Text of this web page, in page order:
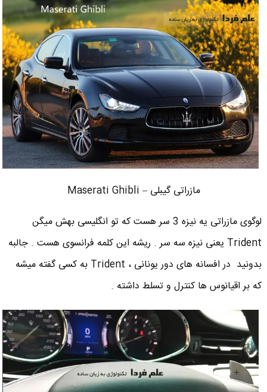
مازراتی گیبلی – Maserati Ghibli
لوگوی مازراتی یه نیزه 3 سر هست که تو انگلیسی بهش میگن
Trident یعنی نیزه سه سر . ریشه این کلمه فرانسوی هست . جالبه
بدونید در افسانه های دور یونانی ، Trident به کسی گفته میشه
که بر اقیانوس ها کنترل و تسلط داشته .